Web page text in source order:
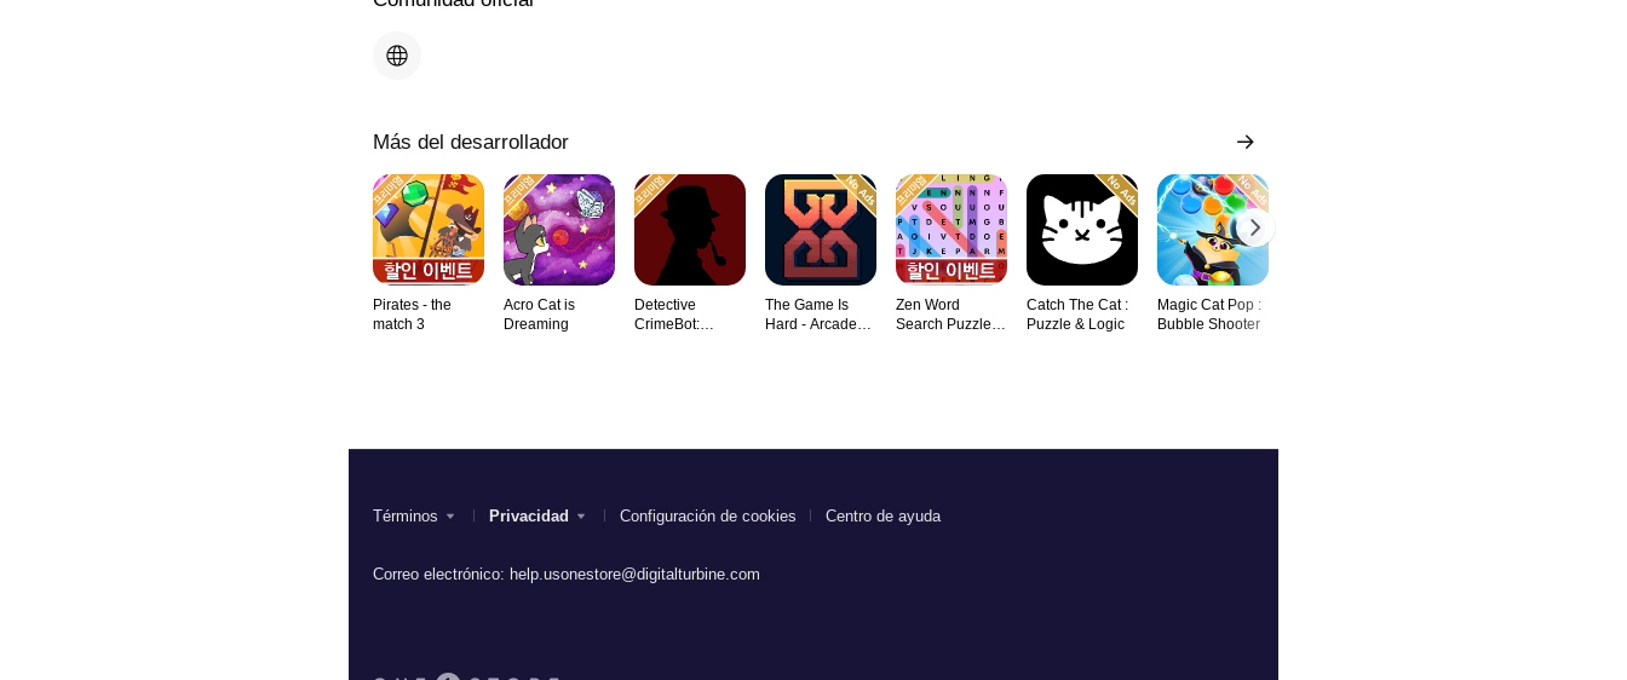
Más del desarrollador
Pirates - the
match 3
Acro Cat is
Dreaming
Detective
CrimeBot:
The Game Is
Hard - Arcade
Zen Word
Search Puzzle
Catch The Cat :
Puzzle & Logic
Magic Cat Pop :
Bubble Shooter
Términos Privacidad Configuración de cookies Centro de ayuda
Correo electrónico: help.usonestore@digitalturbine.com